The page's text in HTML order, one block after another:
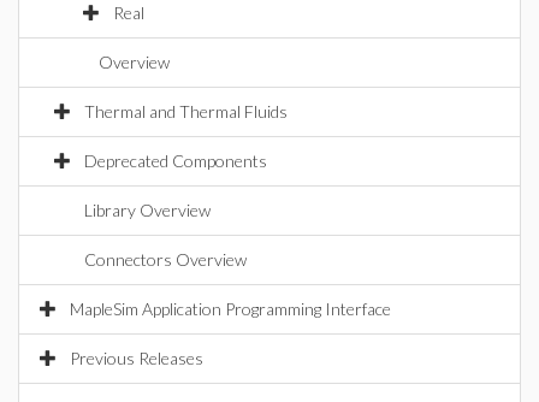
Real
Overview
Thermal and Thermal Fluids
Deprecated Components
Library Overview
Connectors Overview
MapleSim Application Programming Interface
Previous Releases